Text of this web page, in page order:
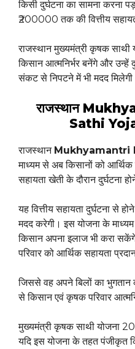
किसी दुर्घटना का सामना करना
₹200000 तक की वित्तीय
राजस्थान मुख्यमंत्री कृषक साथी
किसान आत्मनिर्भर बनेंगे और उन्हें
संकट से निपटने में भी मदद
राजस्थान
Sathi
राजस्थान Mukhyamantri
माध्यम से अब किसानों को
सहायता खेती के दौरान दुर्घटना
यह वित्तीय सहायता दुर्घटना से
मदद करेगी। इस योजना के माध्यम
किसान अपना इलाज भी करा
परिवार को आर्थिक सहायता
जिससे वह अपने बिलों का
से किसान एवं कृषक परिवार
मुख्यमंत्री कृषक साथी योजना
यदि इस योजना के तहत पंजीकृत